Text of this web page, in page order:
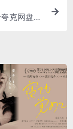
克网盘10